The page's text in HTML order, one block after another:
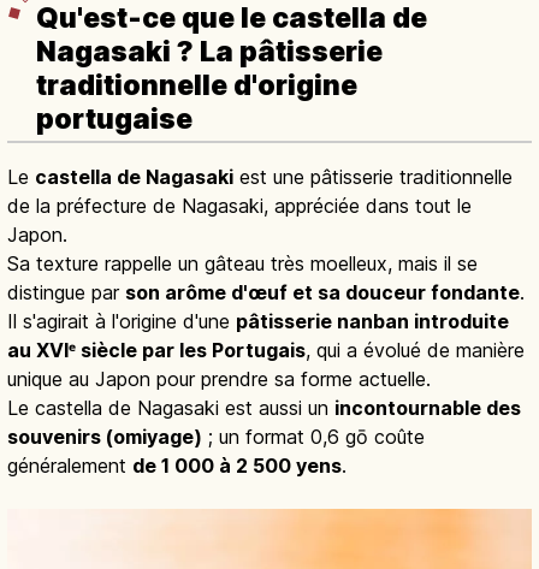
Qu'est-ce que le castella de
Nagasaki ? La pâtisserie
traditionnelle d'origine
portugaise
Le castella de Nagasaki est une pâtisserie traditionnelle
de la préfecture de Nagasaki, appréciée dans tout le
Japon.
Sa texture rappelle un gâteau très moelleux, mais il se
distingue par son arôme d'œuf et sa douceur fondante.
Il s'agirait à l'origine d'une pâtisserie nanban introduite
au XVIᵉ siècle par les Portugais, qui a évolué de manière
unique au Japon pour prendre sa forme actuelle.
Le castella de Nagasaki est aussi un incontournable des
souvenirs (omiyage) ; un format 0,6 gō coûte
généralement de 1 000 à 2 500 yens.